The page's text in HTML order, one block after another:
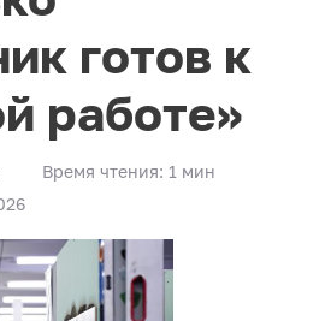
готов к
работе»
Время чтения: 1 мин